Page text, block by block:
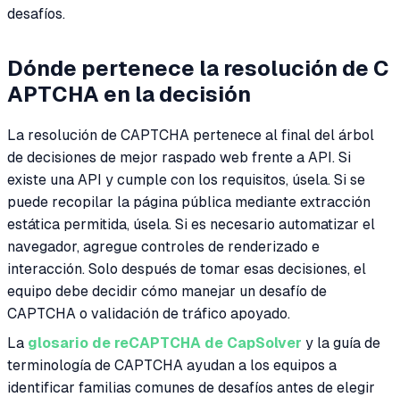
desafíos.
Dónde pertenece la resolución de C
APTCHA en la decisión
La resolución de CAPTCHA pertenece al final del árbol
de decisiones de mejor raspado web frente a API. Si
existe una API y cumple con los requisitos, úsela. Si se
puede recopilar la página pública mediante extracción
estática permitida, úsela. Si es necesario automatizar el
navegador, agregue controles de renderizado e
interacción. Solo después de tomar esas decisiones, el
equipo debe decidir cómo manejar un desafío de
CAPTCHA o validación de tráfico apoyado.
La glosario de reCAPTCHA de CapSolver y la guía de
terminología de CAPTCHA ayudan a los equipos a
identificar familias comunes de desafíos antes de elegir